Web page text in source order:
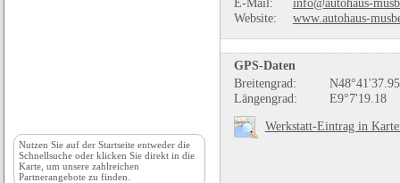
Website:
www.autohaus-
GPS-Daten
Breitengrad:
N48°41'37.95
Längengrad:
E9°7'19.18
Werkstatt-Eintrag in
Nutzen Sie auf der Startseite entweder die
Schnellsuche oder klicken Sie direkt in die
Karte, um unsere zahlreichen
Partnerangebote zu finden.